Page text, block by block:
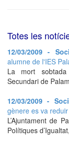
Totes les
12/03/2009 -
alumne de l'IES
La mort
Secundari de
12/03/2009 -
gènere es va
L’Ajuntament de
Polítiques